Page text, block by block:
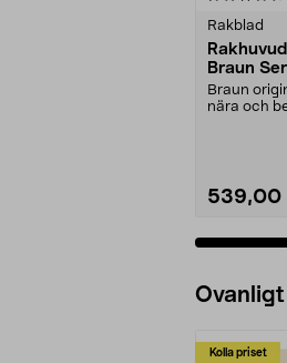
Rakblad
Braun
Braun
nära och
539,00
Kolla priset